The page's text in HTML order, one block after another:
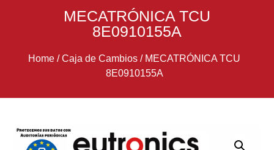
MECATRÓNICA TCU
8E0910155A
Home /Caja de Cambios / MECATRÓNICA TCU
8E0910155A